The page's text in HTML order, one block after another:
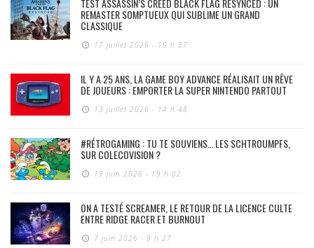
TEST ASSASSIN’S CREED BLACK FLAG RESYNCED : UN
REMASTER SOMPTUEUX QUI SUBLIME UN GRAND
CLASSIQUE
17 juillet 2026 - 10 h 37
IL Y A 25 ANS, LA GAME BOY ADVANCE RÉALISAIT UN RÊVE
DE JOUEURS : EMPORTER LA SUPER NINTENDO PARTOUT
13 juillet 2026 - 14 h 48
#RÉTROGAMING : TU TE SOUVIENS… LES SCHTROUMPFS,
SUR COLECOVISION ?
19 juin 2026 - 19 h 02
ON A TESTÉ SCREAMER, LE RETOUR DE LA LICENCE CULTE
ENTRE RIDGE RACER ET BURNOUT
7 juin 2026 - 9 h 27